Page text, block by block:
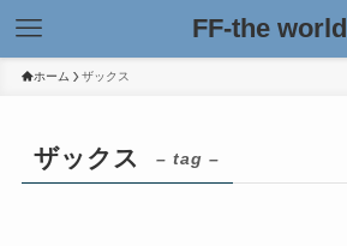
FF-the world
ホーム ザックス
ザックス – tag –